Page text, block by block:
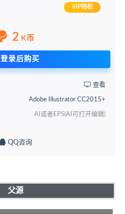
VIP特权
2 K币
登录后购买
查看
Adobe Illustrator CC2015+
AI或者EPS(AI可打开编辑)
QQ咨询
父源